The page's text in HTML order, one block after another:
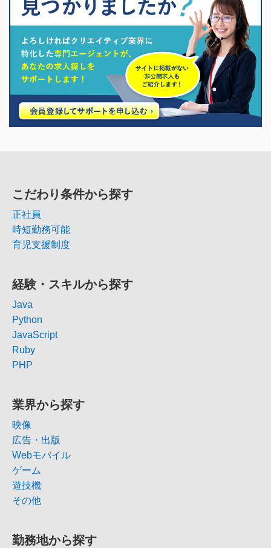
こだわり条件から探す
正社員
時短勤務可能
育児支援制度
経験・スキルから探す
Java
Python
JavaScript
Ruby
PHP
業界から探す
映像
広告・出版
Webモバイル
ゲーム
遊技機
その他
勤務地から探す